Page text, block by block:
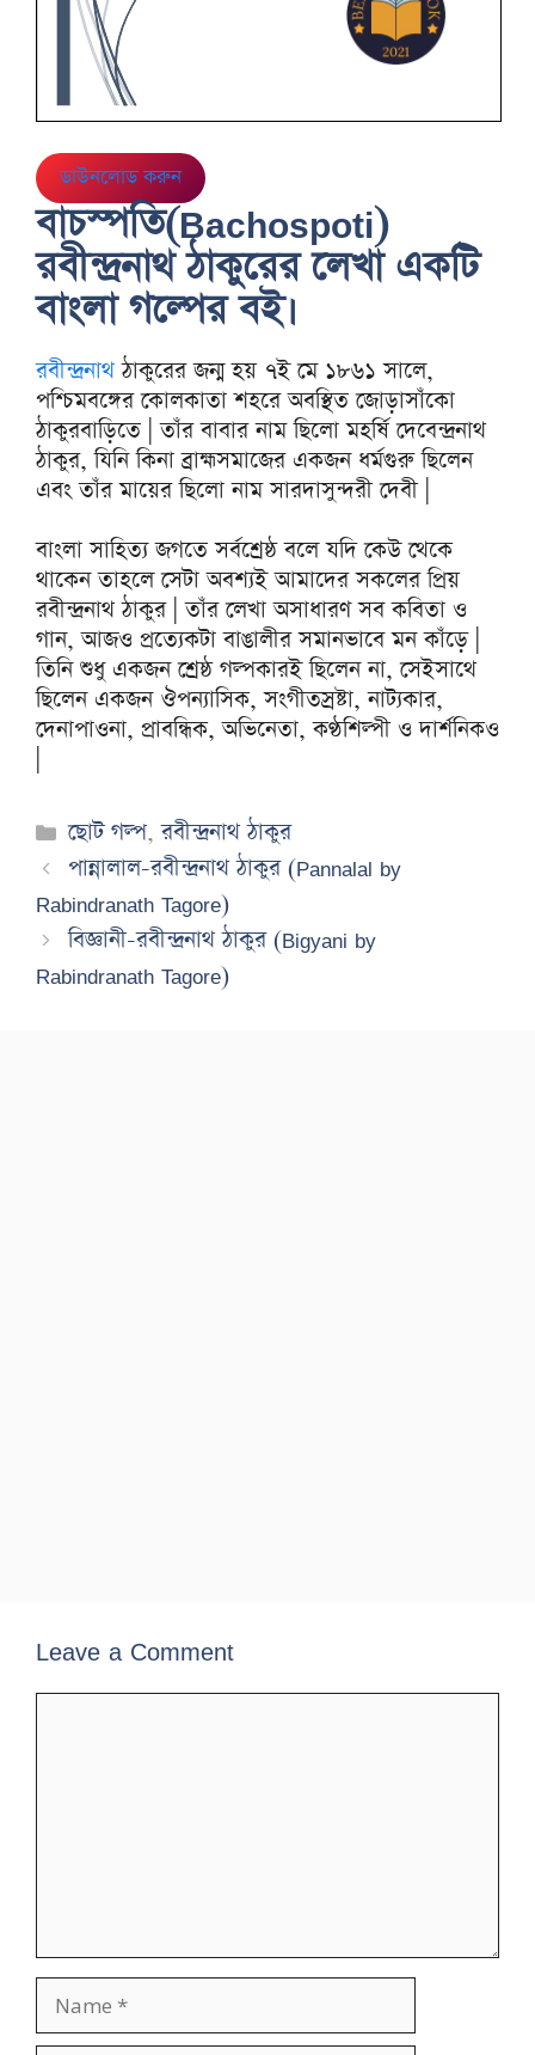
ডাউনলোড করুন
বাচস্পতি(Bachospoti)
রবীন্দ্রনাথ ঠাকুরের লেখা একটি
বাংলা গল্পের বই।
রবীন্দ্রনাথঠাকুরের জন্ম হয় ৭ই মে ১৮৬১ সালে,
পশ্চিমবঙ্গের কোলকাতা শহরে অবস্থিত জোড়াসাঁকো
ঠাকুরবাড়িতে | তাঁর বাবার নাম ছিলো মহর্ষি দেবেন্দ্রনাথ
ঠাকুর, যিনি কিনা ব্রাহ্মসমাজের একজন ধর্মগুরু ছিলেন
এবং তাঁর মায়ের ছিলো নাম সারদাসুন্দরী দেবী |
বাংলা সাহিত্য জগতে সর্বশ্রেষ্ঠ বলে যদি কেউ থেকে
থাকেন তাহলে সেটা অবশ্যই আমাদের সকলের প্রিয়
রবীন্দ্রনাথ ঠাকুর | তাঁর লেখা অসাধারণ সব কবিতা ও
গান, আজও প্রত্যেকটা বাঙালীর সমানভাবে মন কাঁড়ে |
তিনি শুধু একজন শ্রেষ্ঠ গল্পকারই ছিলেন না, সেইসাথে
ছিলেন একজন ঔপন্যাসিক, সংগীতস্রষ্টা, নাট্যকার,
দেনাপাওনা, প্রাবন্ধিক, অভিনেতা, কণ্ঠশিল্পী ও দার্শনিকও
Categories
ছোট গল্প,রবীন্দ্রনাথ ঠাকুর
পান্নালাল-রবীন্দ্রনাথ ঠাকুর (Pannalal by
Rabindranath Tagore)
বিজ্ঞানী-রবীন্দ্রনাথ ঠাকুর (Bigyani by
Rabindranath Tagore)
Leave a Comment
Name